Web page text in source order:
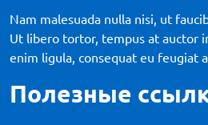
Nam malesuada nulla nisi, ut
Ut libero tortor, tempus at auctor
enim ligula, consequat eu feugiat a.
Полезные